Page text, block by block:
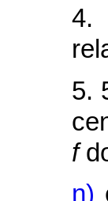
4.
5.
f
n)